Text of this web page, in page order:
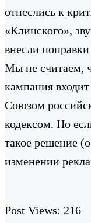
отнеслись к
«Клинского»,
внесли
Мы не считаем,
кампания
Союзом
кодексом. Но
такое решение
изменении
Post Views: 216